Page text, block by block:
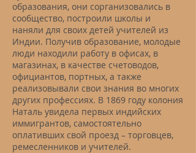
образования, они сорганизовались в
сообщество, построили школы и
наняли для своих детей учителей из
Индии. Получив образование, молодые
люди находили работу в офисах, в
магазинах, в качестве счетоводов,
официантов, портных, а также
реализовывали свои знания во многих
других профессиях. В 1869 году колония
Наталь увидела первых индийских
иммигрантов, самостоятельно
оплативших свой проезд – торговцев,
ремесленников и учителей.